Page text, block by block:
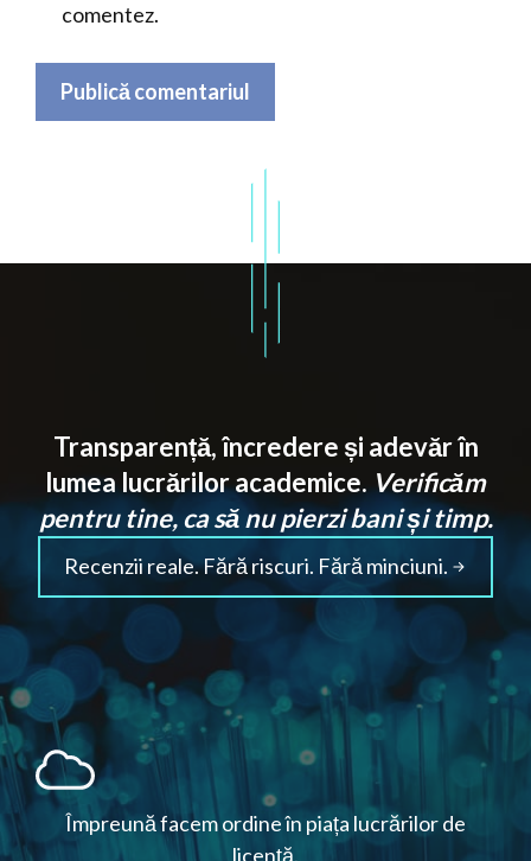
comentez.
Transparență, încredere și adevăr în
lumea lucrărilor academice. Verificăm
pentru tine, ca să nu pierzi bani și timp.
Recenzii reale. Fără riscuri. Fără minciuni.
Împreună facem ordine în piața lucrărilor de
licență.